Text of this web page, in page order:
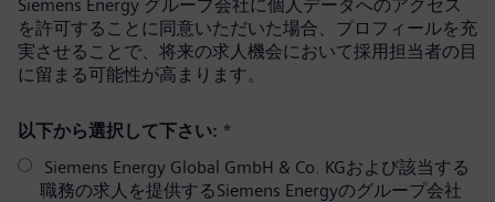
Siemens Energy グループ会社に個人データへのアクセス
を許可することに同意いただいた場合、プロフィールを充
実させることで、将来の求人機会において採用担当者の目
に留まる可能性が高まります。
以下から選択して下さい: *
Siemens Energy Global GmbH & Co. KGおよび該当する
職務の求人を提供するSiemens Energyのグループ会社